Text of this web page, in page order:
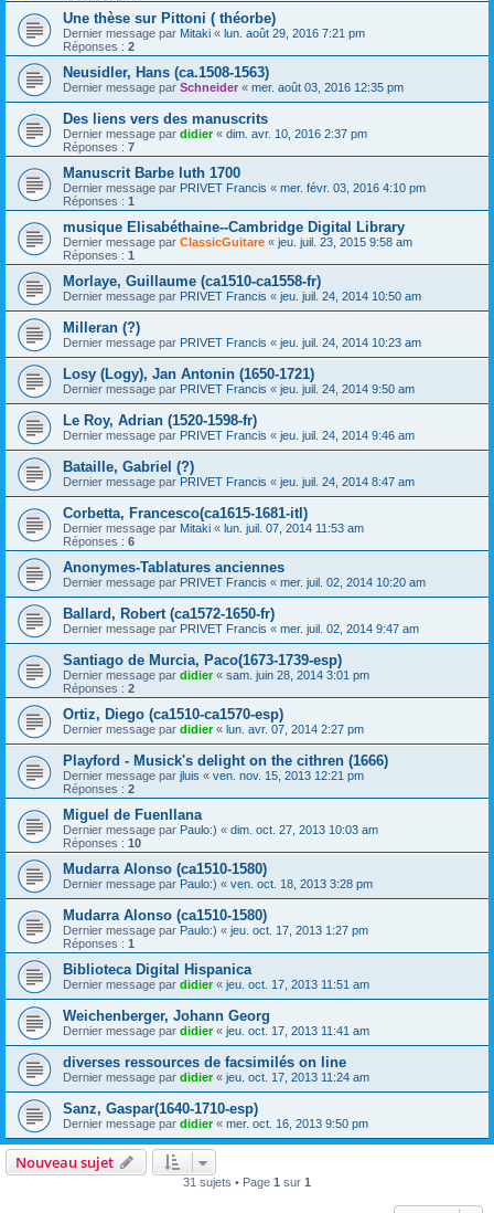
Une thèse sur Pittoni ( théorbe)
Dernier message par Mitaki « lun. août 29, 2016 7:21 pm
Réponses : 2
Neusidler, Hans (ca.1508-1563)
Dernier message par Schneider « mer. août 03, 2016 12:35 pm
Des liens vers des manuscrits
Dernier message par didier« dim. avr. 10, 2016 2:37 pm
Réponses : 7
Manuscrit Barbe luth 1700
Dernier message par PRIVET Francis « mer. févr. 03, 2016 4:10 pm
Réponses : 1
musique Elisabéthaine--Cambridge Digital Library
Dernier message par ClassicGuitare « jeu. juil. 23, 2015 9:58 am
Réponses : 1
Morlaye, Guillaume (ca1510-ca1558-fr)
Dernier message par PRIVET Francis « jeu. juil. 24, 2014 10:50 am
Milleran (?)
Dernier message par PRIVET Francis « jeu. juil. 24, 2014 10:23 am
Losy (Logy), Jan Antonin (1650-1721)
Dernier message par PRIVET Francis « jeu. juil. 24, 2014 9:50 am
Le Roy, Adrian (1520-1598-fr)
Dernier message par PRIVET Francis « jeu. juil. 24, 2014 9:46 am
Bataille, Gabriel (?)
Dernier message par PRIVET Francis « jeu. juil. 24, 2014 8:47 am
Corbetta, Francesco(ca1615-1681-itl)
Dernier message par Mitaki « lun. juil. 07, 2014 11:53 am
Réponses : 6
Anonymes-Tablatures anciennes
Dernier message par PRIVET Francis « mer. juil. 02, 2014 10:20 am
Ballard, Robert (ca1572-1650-fr)
Dernier message par PRIVET Francis « mer. juil. 02, 2014 9:47 am
Santiago de Murcia, Paco(1673-1739-esp)
Dernier message par didier« sam. juin 28, 2014 3:01 pm
Réponses : 2
Ortiz, Diego (ca1510-ca1570-esp)
Dernier message par didier« lun. avr. 07, 2014 2:27 pm
Playford - Musick's delight on the cithren (1666)
Dernier message par jluis « ven. nov. 15, 2013 12:21 pm
Réponses : 2
Miguel de Fuenllana
Dernier message par Paulo:) « dim. oct. 27, 2013 10:03 am
Réponses : 10
Mudarra Alonso (ca1510-1580)
Dernier message par Paulo:) « ven. oct. 18, 2013 3:28 pm
Mudarra Alonso (ca1510-1580)
Dernier message par Paulo:) « jeu. oct. 17, 2013 1:27 pm
Réponses : 1
Biblioteca Digital Hispanica
Dernier message par didier« jeu. oct. 17, 2013 11:51 am
Weichenberger, Johann Georg
Dernier message par didier« jeu. oct. 17, 2013 11:41 am
diverses ressources de facsimilés on line
Dernier message par didier« jeu. oct. 17, 2013 11:24 am
Sanz, Gaspar(1640-1710-esp)
Dernier message par didier« mer. oct. 16, 2013 9:50 pm
Nouveau sujet
31 sujets • Page 1 sur 1